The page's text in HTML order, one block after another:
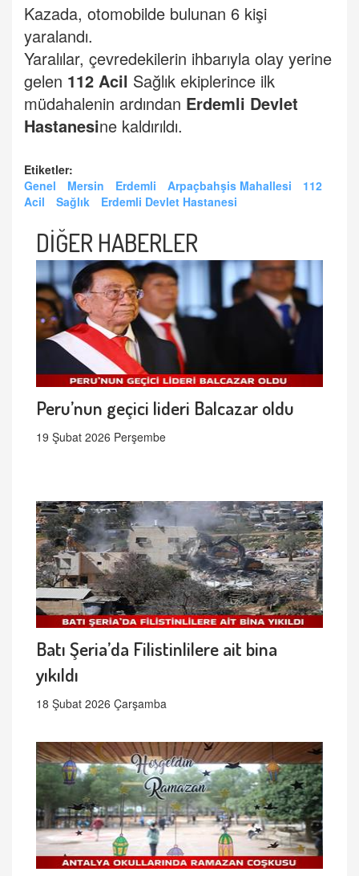
Kazada, otomobilde bulunan 6 kişi
yaralandı.
Yaralılar, çevredekilerin ihbarıyla olay yerine
gelen 112 Acil Sağlık ekiplerince ilk
müdahalenin ardından Erdemli Devlet
Hastanesine kaldırıldı.
Etiketler:
Genel
Mersin Erdemli Arpaçbahşis Mahallesi
112
Acil
Sağlık Erdemli Devlet Hastanesi
DİĞER HABERLER
Peru’nun geçici lideri Balcazar oldu
19 Şubat 2026 Perşembe
Batı Şeria’da Filistinlilere ait bina
yıkıldı
18 Şubat 2026 Çarşamba